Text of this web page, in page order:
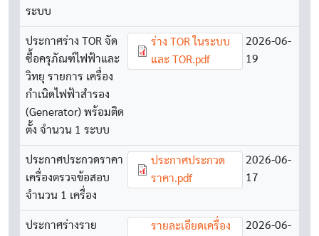
ระบบ
ประกาศร่าง TOR จัด
ซื้อครุภัณฑ์ไฟฟ้าและ
วิทยุ รายการ เครื่อง
กำเนิดไฟฟ้าสำรอง
(Generator) พร้อมติด
ตั้ง จำนวน 1 ระบบ
Document
ร่าง TOR ในระบบ
และ TOR.pdf
2026-06-
19
ประกาศประกวดราคา
เครื่องตรวจข้อสอบ
จำนวน 1 เครื่อง
Document
ประกาศประกวด
ราคา.pdf
2026-06-
17
ประกาศร่างราย Document
รายละเอียดเครื่อง 2026-06-